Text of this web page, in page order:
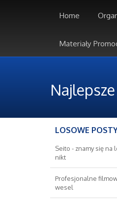
Home
Materiały
LOSOWE
Seito - znamy się na
nikt
Profesjonalne
wesel